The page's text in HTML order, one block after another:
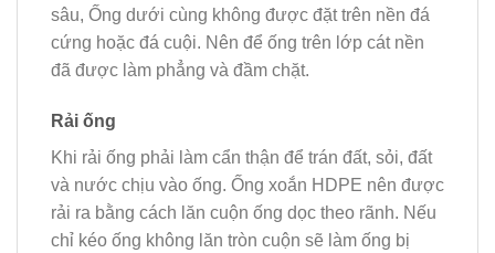
sâu, Ống dưới cùng không được đặt trên nền đá
cứng hoặc đá cuội. Nên để ống trên lớp cát nền
đã được làm phẳng và đầm chặt.
Rải ống
Khi rải ống phải làm cẩn thận để trán đất, sỏi, đất
và nước chịu vào ống. Ống xoắn HDPE nên được
rải ra bằng cách lăn cuộn ống dọc theo rãnh. Nếu
chỉ kéo ống không lăn tròn cuộn sẽ làm ống bị